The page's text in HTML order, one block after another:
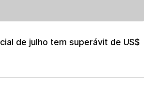
de julho tem superávit de US$